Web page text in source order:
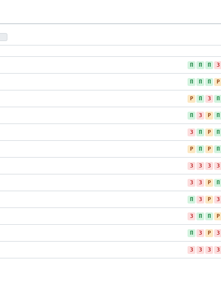
П П П З
П П П Р
Р П З П
П З Р П
З П Р П
Р П Р П
З З З З
З З Р П
П З Р З
З П П Р
П З Р З
З З З З